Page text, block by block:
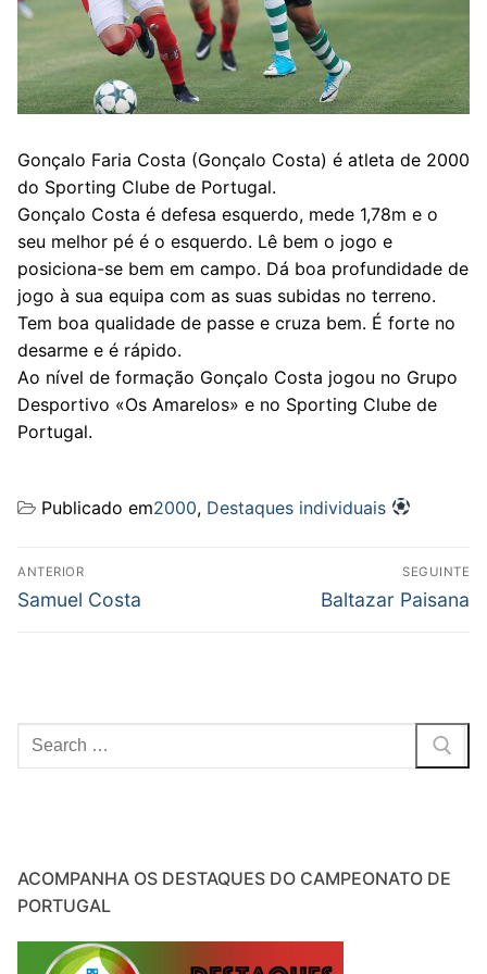
Gonçalo Faria Costa (Gonçalo Costa) é atleta de 2000
do Sporting Clube de Portugal.
Gonçalo Costa é defesa esquerdo, mede 1,78m e o
seu melhor pé é o esquerdo. Lê bem o jogo e
posiciona-se bem em campo. Dá boa profundidade de
jogo à sua equipa com as suas subidas no terreno.
Tem boa qualidade de passe e cruza bem. É forte no
desarme e é rápido.
Ao nível de formação Gonçalo Costa jogou no Grupo
Desportivo «Os Amarelos» e no Sporting Clube de
Portugal.
Publicado em2000, Destaques individuais
Navegação
de
ANTERIOR
Previous
Samuel Costa
SEGUINTE
Next
Baltazar Paisana
Pesquisar
por:
ACOMPANHA OS DESTAQUES DO CAMPEONATO DE
PORTUGAL